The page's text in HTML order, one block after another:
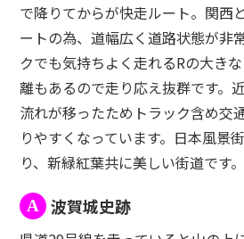
で降りてからが快走ルート。関西
ートの為、道幅広く道路状態が非
クでも気持ちよく走れるRの大き
離もあるので走り応え抜群です。
流れが移ったためトラック含め交
りやすくなっています。日本風景
り、新緑紅葉共に美しい街道です。
A 波賀城史跡